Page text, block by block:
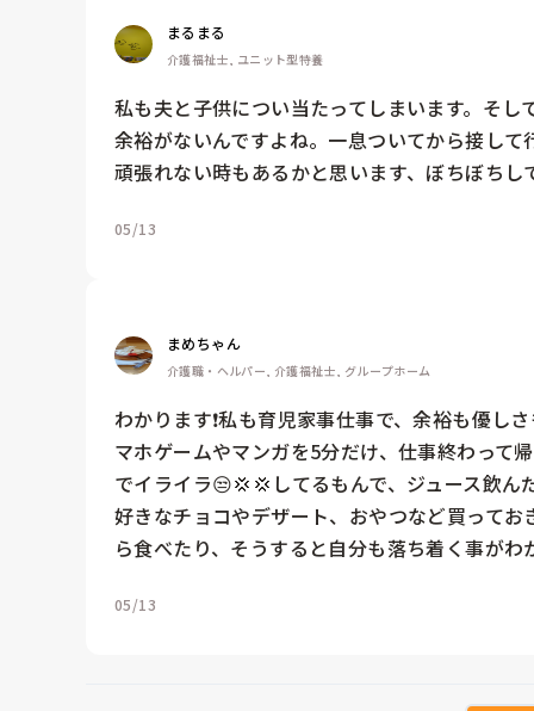
まるまる
介護福祉士, ユニット型特養
私も夫と子供につい当たってしまいます。そ
余裕がないんですよね。一息ついてから接し
頑張れない時もあるかと思います、ぼちぼちし
05/13
まめちゃん
介護職・ヘルパー, 介護福祉士, グループホーム
わかります❗️私も育児家事仕事で、余裕も優し
マホゲームやマンガを5分だけ、仕事終わって
でイライラ😒💢💢してるもんで、ジュース飲
好きなチョコやデザート、おやつなど買って
ら食べたり、そうすると自分も落ち着く事がわ
05/13